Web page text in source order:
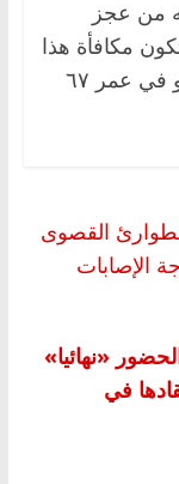
من عجز
مكافأة هذا
العطاء أن ينهي حياته في السجن وهو في عمر ٦٧
القصوى
الإصابات
«نهائيا»
في